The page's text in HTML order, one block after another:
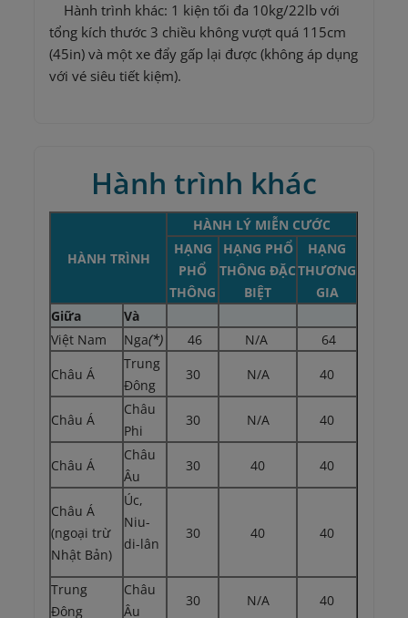
Hành trình khác: 1 kiện tối đa 10kg/22lb với
tổng kích thước 3 chiều không vượt quá 115cm
(45in) và một xe đẩy gấp lại được (không áp dụng
với vé siêu tiết kiệm).
Hành trình khác
HÀNH TRÌNH
HÀNH LÝ MIỄN CƯỚC
HẠNG
PHỔ
THÔNG
HẠNG PHỔ
THÔNG ĐẶC
BIỆT
HẠNG
THƯƠNG
GIA
Giữa
Và
Việt Nam
Nga(*) 46 N/A
64
Châu Á
Trung
Đông
30 N/A 40
Châu Á
Châu
Phi
30 N/A 40
Châu Á
Châu
Âu
30 40 40
Châu Á
(ngoại trừ
Nhật Bản)
Úc,
Niu-
di-lân
30 40 40
Trung
Đông
Châu
Âu
30 N/A 40